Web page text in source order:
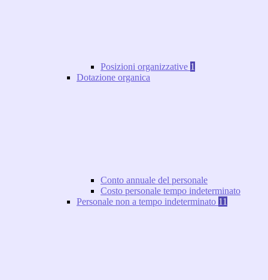
Posizioni organizzative 1
Dotazione organica
Conto annuale del personale
Costo personale tempo indeterminato
Personale non a tempo indeterminato 11